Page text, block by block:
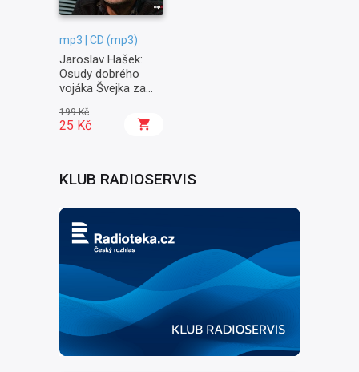
mp3 | CD (mp3)
Jaroslav Hašek:
Osudy dobrého
vojáka Švejka za
Na frontě
199 Kč
25 Kč
KLUB RADIOSERVIS